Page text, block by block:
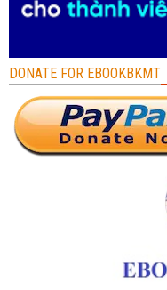
DONATE FOR EBOOKBKMT